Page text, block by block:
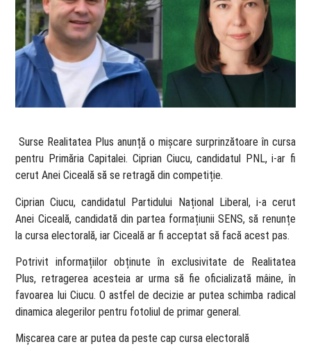
​ Surse Realitatea Plus anunță o mișcare surprinzătoare în cursa
pentru Primăria Capitalei. Ciprian Ciucu, candidatul PNL, i-ar fi
cerut Anei Ciceală să se retragă din competiție.
Ciprian Ciucu, candidatul Partidului Național Liberal, i-a cerut
Anei Ciceală, candidată din partea formațiunii SENS, să renunțe
la cursa electorală, iar Ciceală ar fi acceptat să facă acest pas.
Potrivit informațiilor obținute în exclusivitate de Realitatea
Plus, retragerea acesteia ar urma să fie oficializată mâine, în
favoarea lui Ciucu. O astfel de decizie ar putea schimba radical
dinamica alegerilor pentru fotoliul de primar general.
Mișcarea care ar putea da peste cap cursa electorală